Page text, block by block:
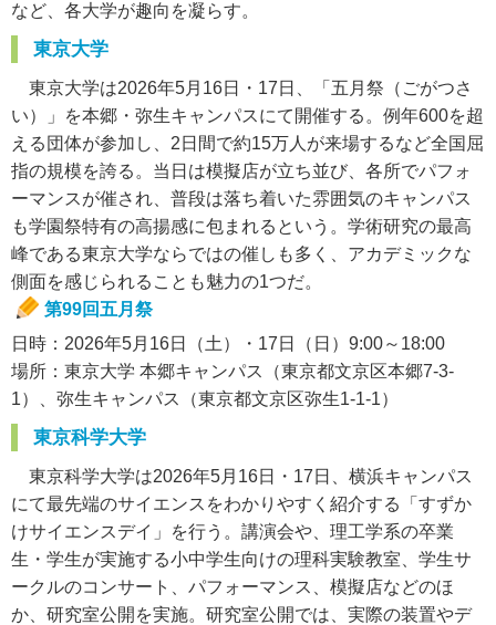
など、各大学が趣向を凝らす。
東京大学
東京大学は2026年5月16日・17日、「五月祭（ごがつさ
い）」を本郷・弥生キャンパスにて開催する。例年600を超
える団体が参加し、2日間で約15万人が来場するなど全国屈
指の規模を誇る。当日は模擬店が立ち並び、各所でパフォ
ーマンスが催され、普段は落ち着いた雰囲気のキャンパス
も学園祭特有の高揚感に包まれるという。学術研究の最高
峰である東京大学ならではの催しも多く、アカデミックな
側面を感じられることも魅力の1つだ。
第99回五月祭
日時：2026年5月16日（土）・17日（日）9:00～18:00
場所：東京大学 本郷キャンパス（東京都文京区本郷7-3-
1）、弥生キャンパス（東京都文京区弥生1-1-1）
東京科学大学
東京科学大学は2026年5月16日・17日、横浜キャンパス
にて最先端のサイエンスをわかりやすく紹介する「すずか
けサイエンスデイ」を行う。講演会や、理工学系の卒業
生・学生が実施する小中学生向けの理科実験教室、学生サ
ークルのコンサート、パフォーマンス、模擬店などのほ
か、研究室公開を実施。研究室公開では、実際の装置やデ